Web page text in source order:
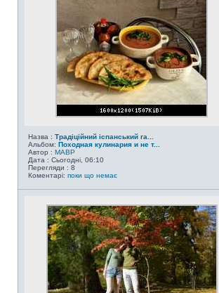
Назва : Традіційний іспанський га...
Альбом: Походная кулинария и не т...
Автор : MABP
Дата : Сьогодні, 06:10
Перегляди : 8
Коментарі: поки що немає